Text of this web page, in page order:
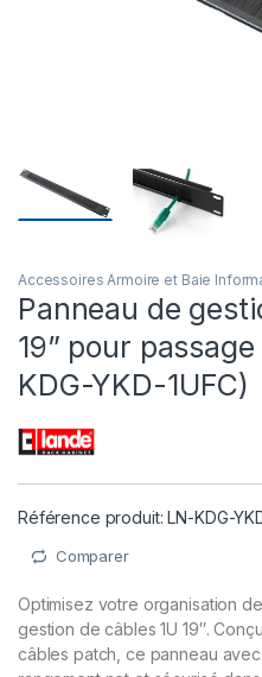
Accessoires Armoire et Baie
Panneau de
19” pour
KDG-YKD-1UFC)
Référence produit: LN-KDG-
Comparer
Optimisez votre organisation
gestion de câbles 1U 19″.
câbles patch, ce panneau